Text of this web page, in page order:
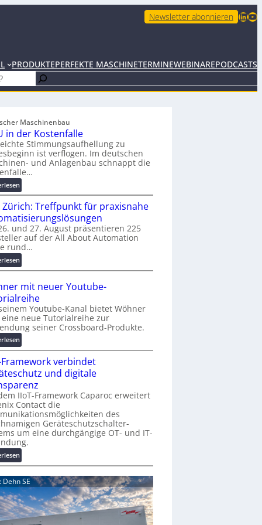
Newsletter abonnieren LinkedIn YouTube
PRODUKTEPERFEKTE MASCHINETERMINEWEBINAREPODCASTS
Maschinenbau
in der Kostenfalle
Stimmungsaufhellung zu
ist verflogen. Im deutschen
und Anlagenbau schnappt die
:
K
M
U
i
n
d
r
o
s
t
e
n
f
a
l
l
e
Zürich: Treffpunkt für praxisnahe
und 27. August präsentieren 225
auf der All About Automation
rund…
:
A
A
Z
ü
r
i
c
:
T
r
e
f
f
p
u
n
k
f
ü
r
p
mit neuer Youtube-
Youtube-Kanal bietet Wöhner
neue Tutorialreihe zur
seiner Crossboard-Produkte.
:
W
ö
h
n
e
r
m
i
t
n
e
u
e
r
Y
o
u
Framework verbindet
und digitale
IIoT-Framework Caparoc erweitert
Contact die
des
Geräteschutzschalter-
um eine durchgängige OT- und IT-
:
I
I
o
T
-
F
Dehn SE